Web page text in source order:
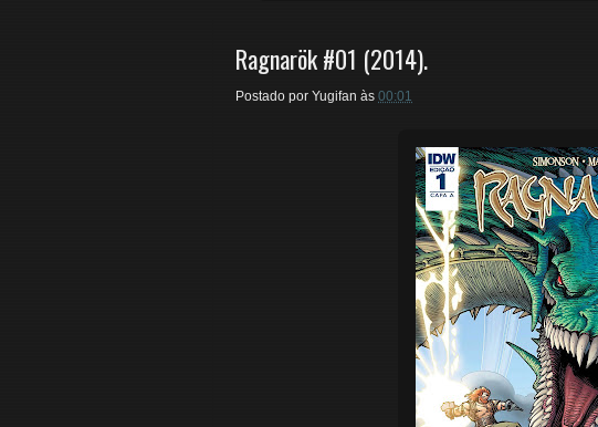
Ragnarök #01 (2014).
Postado por Yugifan às 00:01